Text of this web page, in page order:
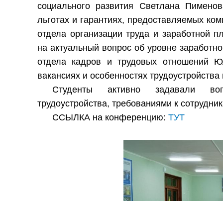
социального развития Светлана
льготах и гарантиях, предоставляемых
отдела организации труда и заработной
на актуальный вопрос об уровне
отдела кадров и трудовых отношений
вакансиях и особенностях
Студенты активно задавали
трудоустройства, требованиями к
ССЫЛКА на конференцию:ТУТ